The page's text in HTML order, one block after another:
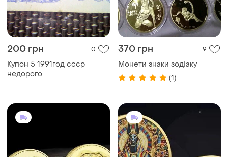
200 грн 0
Купон 5 1991год ссср
недорого
370 грн 9
Монети знаки зодіаку
(1)